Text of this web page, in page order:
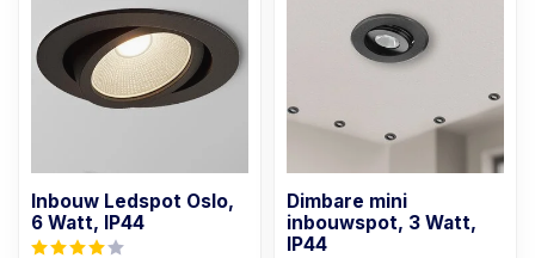
Inbouw Ledspot Oslo,
6 Watt, IP44
Dimbare mini
inbouwspot, 3 Watt,
IP44